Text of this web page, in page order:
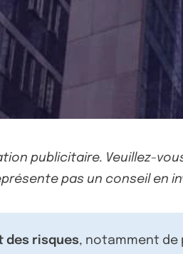
publicitaire. Veuillez-
pas un conseil
des risques, notamment de